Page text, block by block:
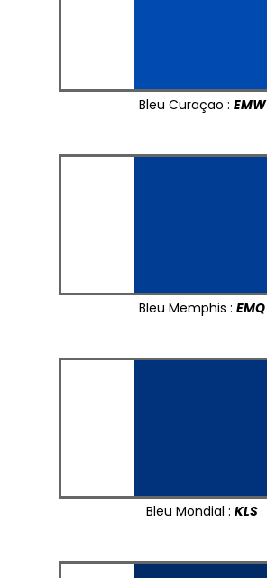
Bleu Curaçao : EMW
Bleu Memphis : EMQ
Bleu Mondial : KLS